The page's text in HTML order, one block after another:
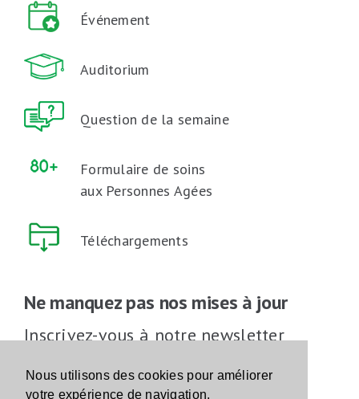
Nous utilisons des cookies pour améliorer
votre expérience de navigation.
Événement
Auditorium
Question de la semaine
Formulaire de soins
aux Personnes Agées
Téléchargements
Ne manquez pas nos mises à jour
Inscrivez-vous à notre newsletter
Inscrivez-vous